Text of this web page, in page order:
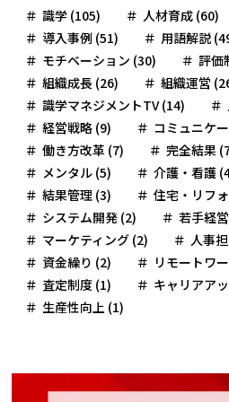
識学 (105) 人材育成 (60)
導入事例 (51)
用語解説
モチベーション (30)
評価
組織成長 (26)
組織運営
識学マネジメントTV (14)
経営戦略 (9)
コミュニケ
働き方改革 (7)
完全結果
メンタル (5)
介護・看護
結果管理 (3)
住宅・リフ
システム開発 (2)
若手経
マーケティング (2)
人事
資金繰り (2)
リモートワ
査定制度 (1)
キャリアア
生産性向上 (1)